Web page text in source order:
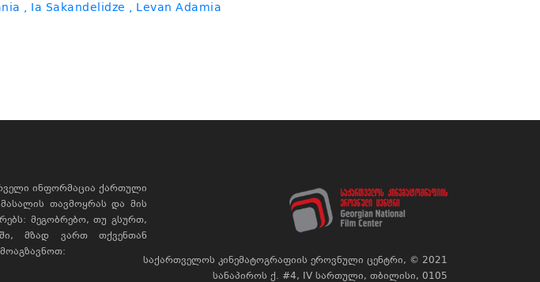
, Ia Sakandelidze , Levan Adamia
ინფორმაცია ქართული
მასალის თავმოყრას და მის
მეგობრებო, თუ გსურთ,
მზად ვართ თქვენთან
საქართველოს კინემატოგრაფიის ეროვნული ცენტრი, © 2021
სანაპიროს ქ. #4, IV სართული, თბილისი, 0105